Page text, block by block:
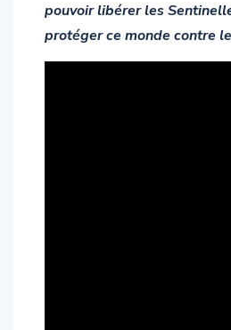
pouvoir libérer les
protéger ce monde contre